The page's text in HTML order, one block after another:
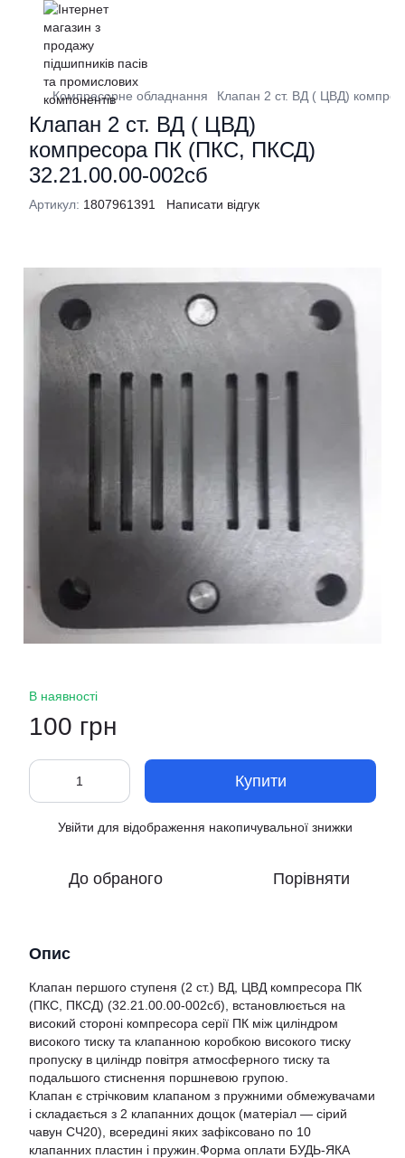
Компресорне обладнання Клапан 2 ст. ВД ( ЦВД)
Клапан 2 ст. ВД ( ЦВД)
компресора ПК (ПКС, ПКСД)
32.21.00.00-002сб
Артикул: 1807961391 Написати відгук
В наявності
100 грн
Купити
Увійти для відображення накопичувальної знижки
До обраного Порівняти
Опис
Клапан першого ступеня (2 ст.) ВД, ЦВД компресора ПК
(ПКС, ПКСД) (32.21.00.00-002сб), встановлюється на
високий стороні компресора серії ПК між циліндром
високого тиску та клапанною коробкою високого тиску
пропуску в циліндр повітря атмосферного тиску та
подальшого стиснення поршневою групою.
Клапан є стрічковим клапаном з пружними обмежувачами
і складається з 2 клапанних дощок (матеріал — сірий
чавун СЧ20), всередині яких зафіксовано по 10
клапанних пластин і пружин.Форма оплати БУДЬ-ЯКА